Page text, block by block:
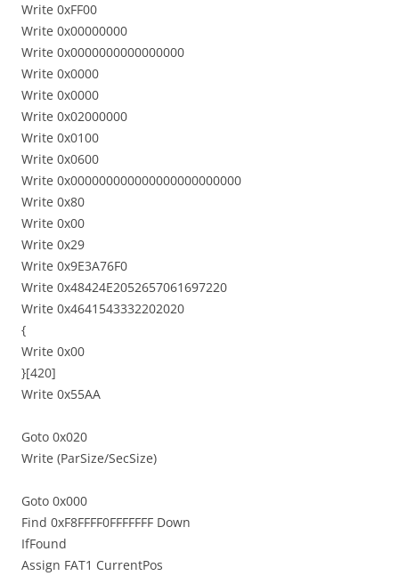
Write 0xFF00
Write 0x00000000
Write 0x0000000000000000
Write 0x0000
Write 0x0000
Write 0x02000000
Write 0x0100
Write 0x0600
Write 0x000000000000000000000000
Write 0x80
Write 0x00
Write 0x29
Write 0x9E3A76F0
Write 0x48424E2052657061697220
Write 0x4641543332202020
{
Write 0x00
}[420]
Write 0x55AA
Goto 0x020
Write (ParSize/SecSize)
Goto 0x000
Find 0xF8FFFF0FFFFFFF Down
IfFound
Assign FAT1 CurrentPos